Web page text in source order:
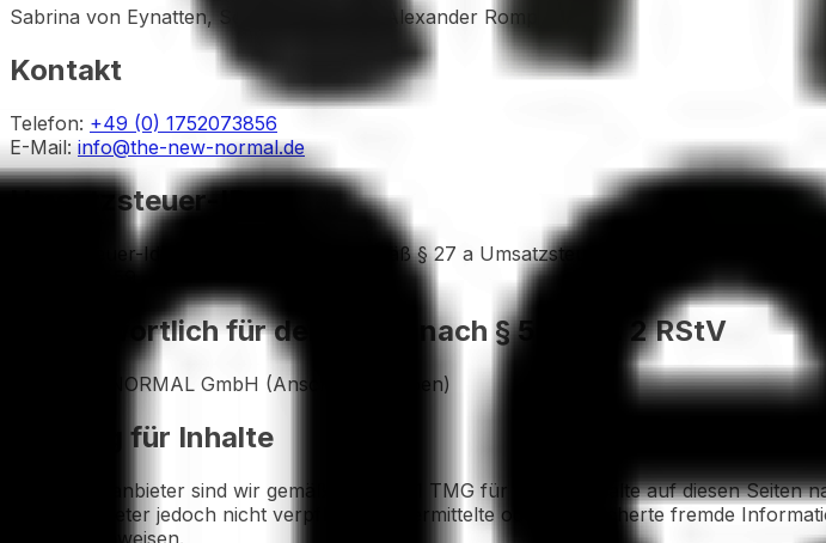
Sabrina von Eynatten, Sören Pusch und Alexander Romppel
Kontakt
Telefon: +49 (0) 1752073856
E-Mail: info@the-new-normal.de
Umsatzsteuer-ID
Umsatzsteuer-Identifikationsnummer gemäß § 27 a Umsatzsteuergesetz:
Verantwortlich für den Inhalt nach § 55 Abs. 2 RStV
THE NEW NORMAL GmbH (Anschrift wie oben)
Haftung für Inhalte
Als Diensteanbieter sind wir gemäß § 7 Abs. 1 TMG für eigene Inhalte auf diesen Seiten
Diensteanbieter jedoch nicht verpflichtet, übermittelte oder gespeicherte fremde
Tätigkeit hinweisen.